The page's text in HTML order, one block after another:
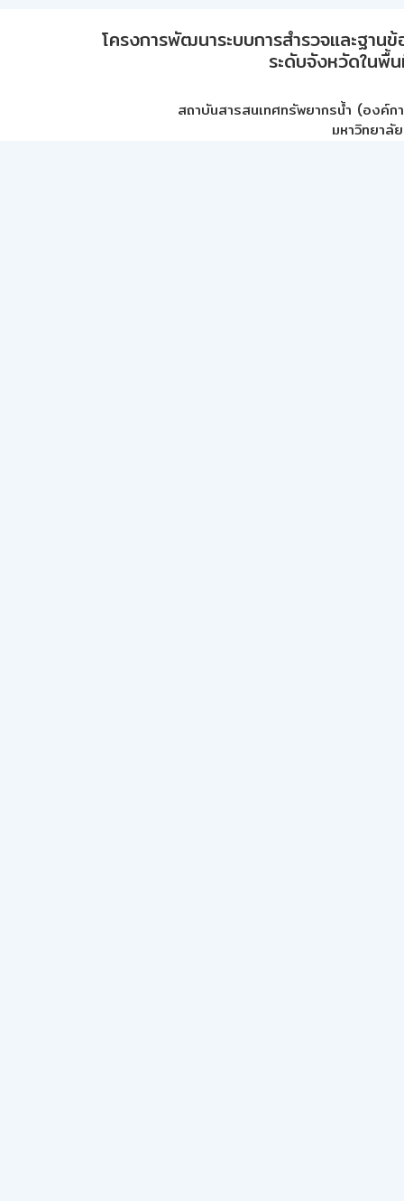
โครงการพัฒนาระบบการสำรวจและฐา
ระดับจังหวัดในพื้
สถาบันสารสนเทศทรัพยากรน้ำ (องค์ก
มหาวิทยาลั